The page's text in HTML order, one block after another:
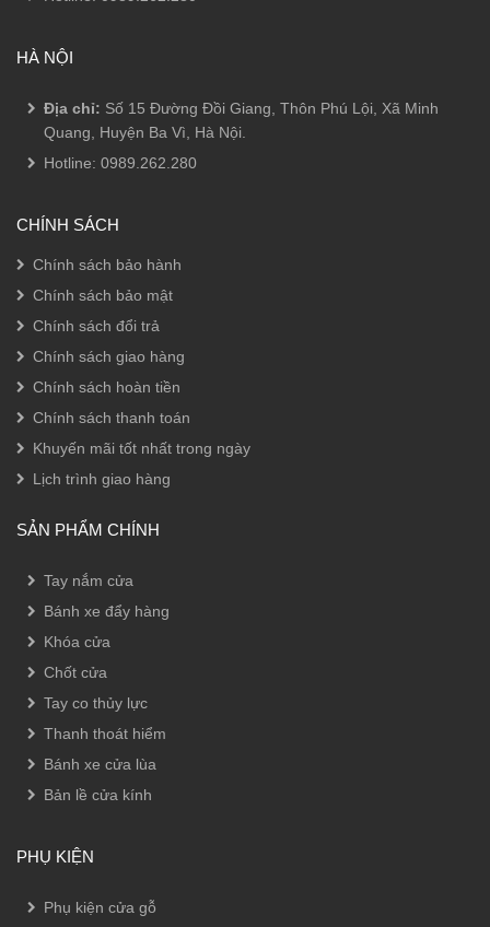
HÀ NỘI
Địa chỉ: Số 15 Đường Đồi Giang, Thôn Phú Lội, Xã Minh
Quang, Huyện Ba Vì, Hà Nội.
Hotline: 0989.262.280
CHÍNH SÁCH
Chính sách bảo hành
Chính sách bảo mật
Chính sách đổi trả
Chính sách giao hàng
Chính sách hoàn tiền
Chính sách thanh toán
Khuyến mãi tốt nhất trong ngày
Lịch trình giao hàng
SẢN PHẨM CHÍNH
Tay nắm cửa
Bánh xe đẩy hàng
Khóa cửa
Chốt cửa
Tay co thủy lực
Thanh thoát hiểm
Bánh xe cửa lùa
Bản lề cửa kính
PHỤ KIỆN
Phụ kiện cửa gỗ